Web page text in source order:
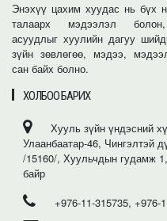
Энэхүү цахим хуудас нь бүх
талаарх мэдээлэл
асуудлыг хуулийн дагуу
зүйн зөвлөгөө, мэдээ,
сан байх болно.
ХОЛБОО БАРИХ
Хууль зүйн үндэсний
Улаанбаатар-46, Чингэлтэй
/15160/, Хуульчдын гудамж
байр
+976-11-315735, +976-